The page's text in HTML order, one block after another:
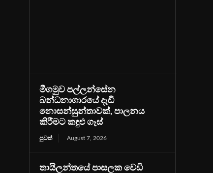
මීගමුව පල්ලන්සේන
බන්ධනාගාරයේ දැඩි
නොසන්සුන්තාවක්, පාලනය
කිරීමට කඳුළු ගෑස්
පුවත් August 7, 2026
තායිලන්තයේ පාසලක වෙඩි